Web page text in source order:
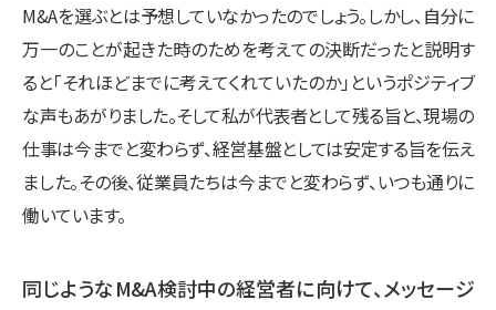
M&Aを選ぶとは予想していなかったのでしょう。しかし、自分に
万一のことが起きた時のためを考えての決断だったと説明す
ると「それほどまでに考えてくれていたのか」というポジティブ
な声もあがりました。そして私が代表者として残る旨と、現場の
仕事は今までと変わらず、経営基盤としては安定する旨を伝え
ました。その後、従業員たちは今までと変わらず、いつも通りに
働いています。
同じようなM&A検討中の経営者に向けて、メッセージ